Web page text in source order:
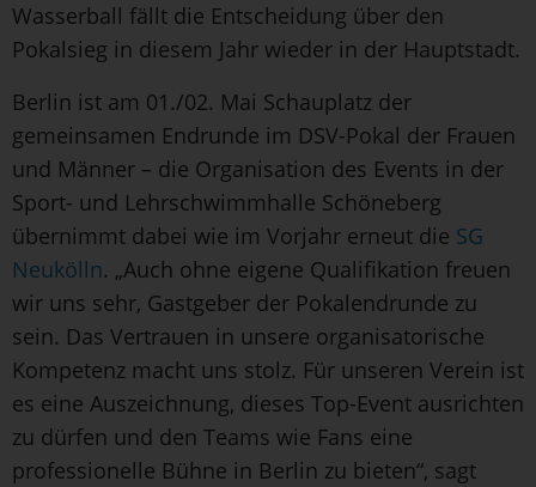
Wasserball fällt die Entscheidung über den
Pokalsieg in diesem Jahr wieder in der Hauptstadt.
Berlin ist am 01./02. Mai Schauplatz der
gemeinsamen Endrunde im DSV-Pokal der Frauen
und Männer – die Organisation des Events in der
Sport- und Lehrschwimmhalle Schöneberg
übernimmt dabei wie im Vorjahr erneut die SG
Neukölln. „Auch ohne eigene Qualifikation freuen
wir uns sehr, Gastgeber der Pokalendrunde zu
sein. Das Vertrauen in unsere organisatorische
Kompetenz macht uns stolz. Für unseren Verein ist
es eine Auszeichnung, dieses Top-Event ausrichten
zu dürfen und den Teams wie Fans eine
professionelle Bühne in Berlin zu bieten“, sagt